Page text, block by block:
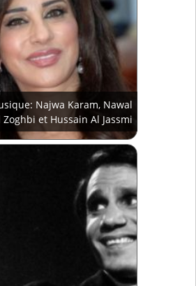
Najwa Karam, Nawal
Zoghbi et Hussain Al Jassmi